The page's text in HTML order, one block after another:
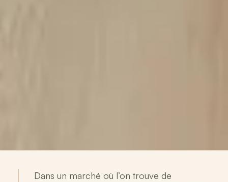
Dans un marché où l’on trouve de